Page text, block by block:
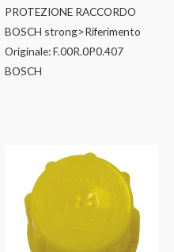
PROTEZIONE RACCORDO
BOSCH strong>Riferimento
Originale: F.00R.0P0.407
BOSCH